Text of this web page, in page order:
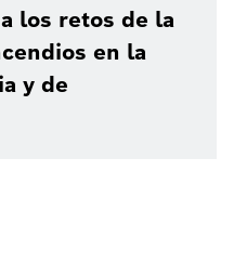
los retos de la
en la
y de